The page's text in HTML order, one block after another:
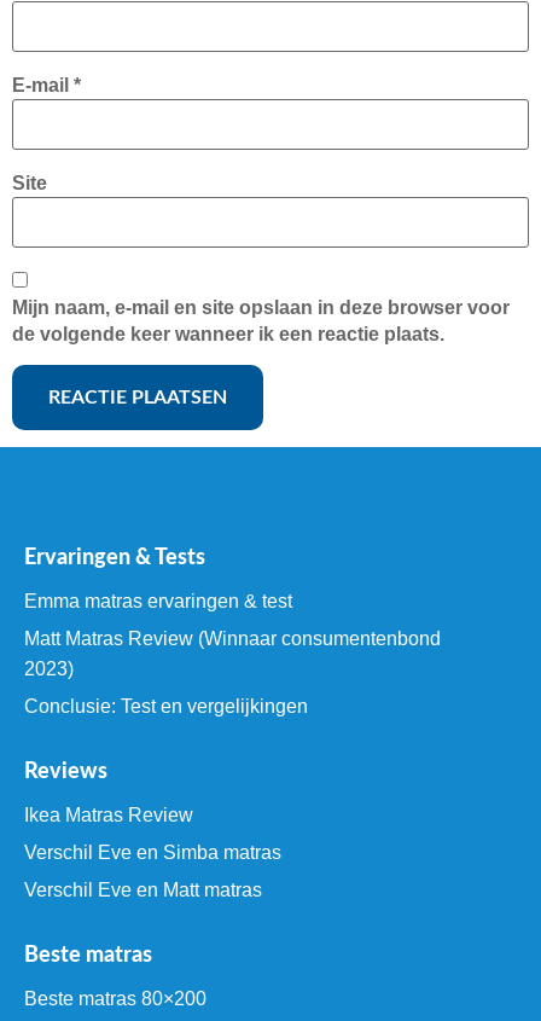
E-mail *
Site
Mijn naam, e-mail en site opslaan in deze browser voor
de volgende keer wanneer ik een reactie plaats.
Ervaringen & Tests
Emma matras ervaringen & test
Matt Matras Review (Winnaar consumentenbond
2023)
Conclusie: Test en vergelijkingen
Reviews
Ikea Matras Review
Verschil Eve en Simba matras
Verschil Eve en Matt matras
Beste matras
Beste matras 80×200